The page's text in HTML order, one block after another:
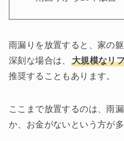
雨漏りを放置すると、家の
深刻な場合は、 大規模なリ
推奨することもあります。
ここまで放置するのは、雨
か、お金がないという方が多